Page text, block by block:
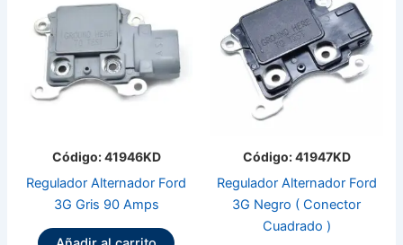
Código: 41946KD
Regulador Alternador Ford
3G Gris 90 Amps
Código: 41947KD
Regulador Alternador Ford
3G Negro ( Conector
Cuadrado )